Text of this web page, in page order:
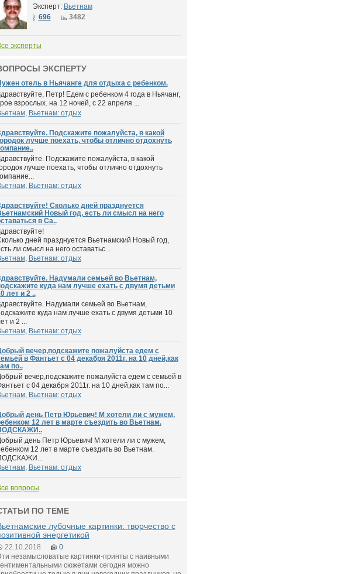
Эксперт: Вьетнам
696
3482
эксперты
ЭКСПЕРТУ
отель в Ньячанге для отдыха с ребенком.
Петр! Едем с ребенком 4 года в Ньячанг,
взрослых. на 12 ночей, с 22 апреля ...
, Вьетнам: отдых
Подскажите пожалуйста, в какой
лучше поехать, чтобы отлично отдохнуть
Подскажите пожалуйста, в какой
лучше поехать, чтобы отлично отдохнуть
, Вьетнам: отдых
Сколько дней празднуется
Новый год, есть ли смысл на него
в Са..
дней празднуется Вьетнамский Новый год,
ли смысл на него оставатьс...
, Вьетнам: отдых
Надумали семьей во Вьетнам,
куда нам лучше ехать с двумя детьми
лет и 2 ..
Надумали семьей во Вьетнам,
куда нам лучше ехать с двумя детьми 10
и 2 ...
, Вьетнам: отдых
вечер,подскажите пожалуйста едем с
в Фантьет с 04 декабря 2011г. на 10 дней,как
по..
вечер,подскажите пожалуйста едем с семьей в
с 04 декабря 2011г. на 10 дней,как там по...
, Вьетнам: отдых
день Петр Юрьевич! М хотели ли с мужем,
12 лет в марте съездить во Вьетнам.
день Петр Юрьевич! М хотели ли с мужем,
12 лет в марте съездить во Вьетнам.
, Вьетнам: отдых
вопросы
ПО ТЕМЕ
лубочные картинки: творчество с
энергетикой
22.10.2018
0
незамысловатые картинки-принты с наивными
сюжетами сегодня можно